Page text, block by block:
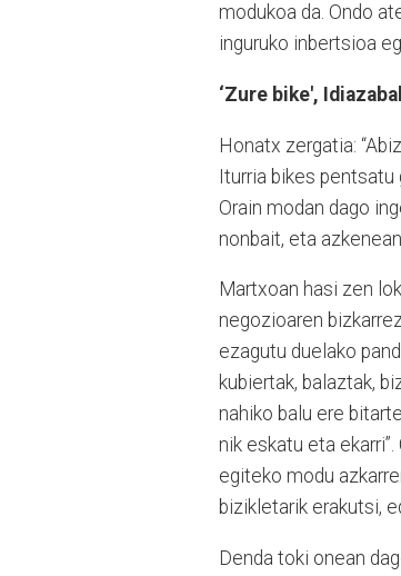
modukoa da. Ondo
inguruko inbertsioa
‘Zure bike',
Honatx zergatia:
Iturria bikes pentsatu
Orain modan dago
nonbait, eta
Martxoan hasi zen
negozioaren
ezagutu duelako
kubiertak, balaztak,
nahiko balu ere
nik eskatu eta
egiteko modu
bizikletarik erakutsi,
Denda toki onean